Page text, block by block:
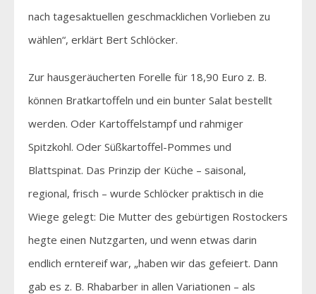
nach tagesaktuellen geschmacklichen Vorlieben zu
wählen“, erklärt Bert Schlöcker.
Zur hausgeräucherten Forelle für 18,90 Euro z. B.
können Bratkartoffeln und ein bunter Salat bestellt
werden. Oder Kartoffelstampf und rahmiger
Spitzkohl. Oder Süßkartoffel-Pommes und
Blattspinat. Das Prinzip der Küche – saisonal,
regional, frisch – wurde Schlöcker praktisch in die
Wiege gelegt: Die Mutter des gebürtigen Rostockers
hegte einen Nutzgarten, und wenn etwas darin
endlich erntereif war, „haben wir das gefeiert. Dann
gab es z. B. Rhabarber in allen Variationen – als